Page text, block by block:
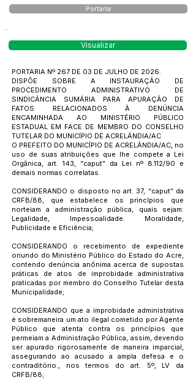
Portaria
Visualizar
PORTARIA Nº 267 DE 03 DE JULHO DE 2026.
DISPÔE SOBRE A INSTAURAÇÃO DE
PROCEDIMENTO ADMINISTRATIVO DE
SINDICÂNCIA SUMÁRIA PARA APURAÇÃO DE
FATOS RELACIONADOS À DENÚNCIA
ENCAMINHADA AO MINISTÉRIO PÚBLICO
ESTADUAL EM FACE DE MEMBRO DO CONSELHO
TUTELAR DO MUNICÍPIO DE ACRELÂNDIA/AC
O PREFEITO DO MUNICÍPIO DE ACRELÂNDIA/AC, no
uso de suas atribuições que lhe compete a Lei
Orgânica, art. 143, “caput” da Lei nº 8.112/90 e
demais normas correlatas.
CONSIDERANDO o disposto no art. 37, “caput” da
CRFB/88, que estabelece os princípios que
norteiam a administração pública, quais sejam:
Legalidade, Impessoalidade. Moralidade,
Publicidade e Eficiência;
CONSIDERANDO o recebimento de expediente
oriundo do Ministério Público do Estado do Acre,
contendo denúncia anônima acerca de supostas
práticas de atos de improbidade administrativa
praticadas por membro do Conselho Tutelar desta
Municipalidade;
CONSIDERANDO que a improbidade administrativa
é sobremaneira um ato ilegal cometido por Agente
Público que atenta contra os princípios que
permeiam a Administração Pública, assim, devendo
ser apurado rigorosamente de maneira imparcial,
assegurando ao acusado a ampla defesa e o
contraditório., nos termos do art. 5º, LV da
CRFB/88;